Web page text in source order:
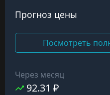
Прогноз цены
Посмотреть
Через месяц
92.31 ₽